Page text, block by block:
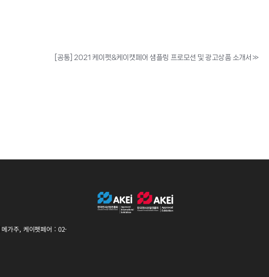
[공통] 2021 케이펫&케이캣페어 샘플링 프로모션 및 광고상품 소개서 »
메가주, 케이펫페어 : 02-